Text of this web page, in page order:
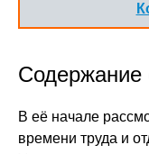
Содержание
В её начале
времени труда и